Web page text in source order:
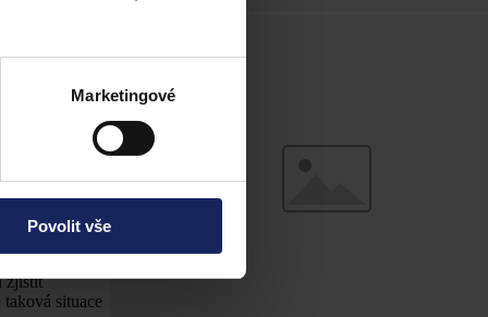
Marketingové
Povolit vše
dlužníka
k náhradě
a to na úkor
jen
však není
zjistit
situace